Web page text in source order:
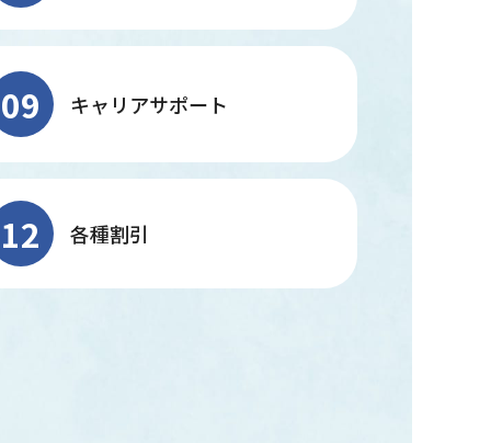
09 キャリアサポート
12 各種割引